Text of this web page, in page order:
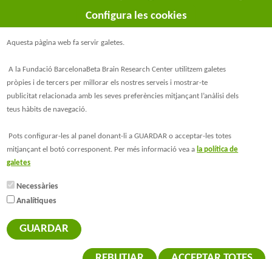
@BarcelonaBeta
Configura les cookies
Aquesta pàgina web fa servir galetes.
A la Fundació BarcelonaBeta Brain Research Center utilitzem galetes
pròpies i de tercers per millorar els nostres serveis i mostrar-te
publicitat relacionada amb les seves preferències mitjançant l’anàlisi dels
teus hàbits de navegació.
Pots configurar-les al panel donant-li a GUARDAR o acceptar-les totes
mitjançant el botó corresponent. Per més informació vea a la política de
galetes
Necessàries
Analítiques
GUARDAR